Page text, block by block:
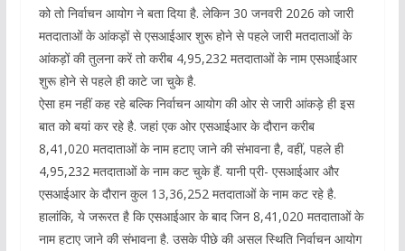
को तो निर्वाचन आयोग ने बता दिया है. लेकिन 30 जनवरी 2026 को जारी
मतदाताओं के आंकड़ों से एसआईआर शुरू होने से पहले जारी मतदाताओं के
आंकड़ों की तुलना करें तो करीब 4,95,232 मतदाताओं के नाम एसआईआर
शुरू होने से पहले ही काटे जा चुके है.
ऐसा हम नहीं कह रहे बल्कि निर्वाचन आयोग की ओर से जारी आंकड़े ही इस
बात को बयां कर रहे है. जहां एक ओर एसआईआर के दौरान करीब
8,41,020 मतदाताओं के नाम हटाए जाने की संभावना है, वहीं, पहले ही
4,95,232 मतदाताओं के नाम कट चुके हैं. यानी प्री- एसआईआर और
एसआईआर के दौरान कुल 13,36,252 मतदाताओं के नाम कट रहे है.
हालांकि, ये जरूरत है कि एसआईआर के बाद जिन 8,41,020 मतदाताओं के
नाम हटाए जाने की संभावना है. उसके पीछे की असल स्थिति निर्वाचन आयोग